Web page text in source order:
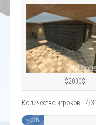
$2000$
Количество игроков: 7/31
~ 23%